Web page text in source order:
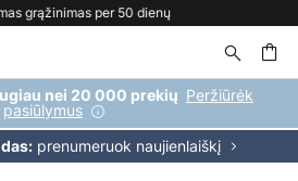
užsakymams, viršijantiems 69 €
nei 20 000 prekių Peržiūrėk
pasiūlymus
prenumeruok naujienlaiškį